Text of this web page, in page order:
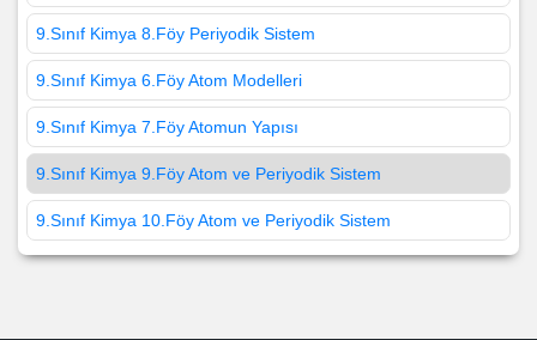
9.Sınıf Kimya 8.Föy Periyodik Sistem
9.Sınıf Kimya 6.Föy Atom Modelleri
9.Sınıf Kimya 7.Föy Atomun Yapısı
9.Sınıf Kimya 9.Föy Atom ve Periyodik Sistem
9.Sınıf Kimya 10.Föy Atom ve Periyodik Sistem